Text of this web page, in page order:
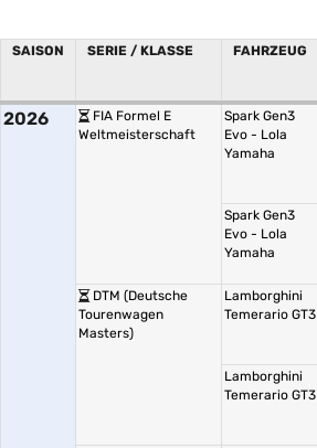
SAISON SERIE / KLASSE FAHRZEUG
2026
FIA Formel E
Weltmeisterschaft
Spark Gen3
Evo - Lola
Yamaha
Spark Gen3
Evo - Lola
Yamaha
DTM (Deutsche
Tourenwagen
Masters)
Lamborghini
Temerario GT3
Lamborghini
Temerario GT3